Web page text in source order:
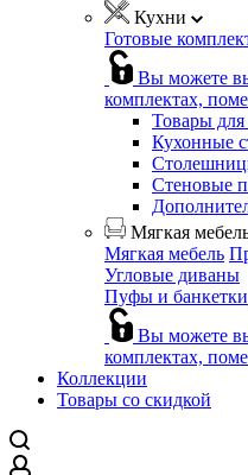
Кухни
Готовые
Вы можете
комплектах,
Товары
Кухонные
Стеновые
Мягкая
Мягкая мебель
Угловые диваны
Пуфы и банкетки
Вы можете
комплектах,
Коллекции
Товары со скидкой